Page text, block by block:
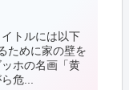
トルには以下
ために家の壁を
ホの名画「黄
危...